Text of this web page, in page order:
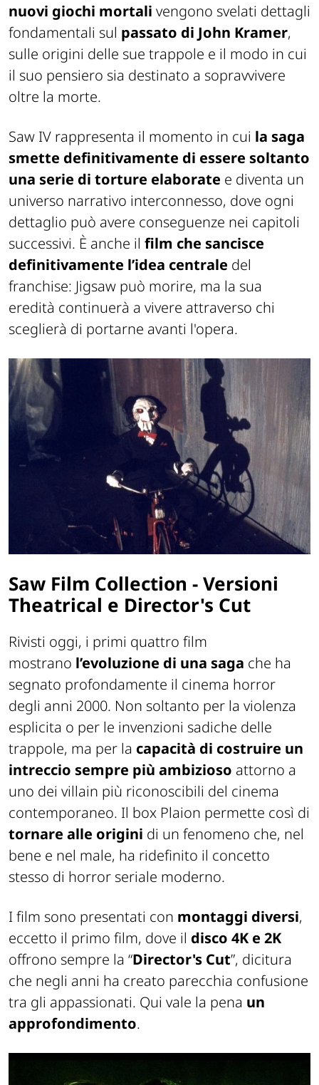
nuovi giochi mortali vengono svelati dettagli
fondamentali sul passato di John Kramer,
sulle origini delle sue trappole e il modo in cui
il suo pensiero sia destinato a sopravvivere
oltre la morte.
Saw IV rappresenta il momento in cui la saga
smette definitivamente di essere soltanto
una serie di torture elaborate e diventa un
universo narrativo interconnesso, dove ogni
dettaglio può avere conseguenze nei capitoli
successivi. È anche il film che sancisce
definitivamente l’idea centrale del
franchise: Jigsaw può morire, ma la sua
eredità continuerà a vivere attraverso chi
sceglierà di portarne avanti l'opera.
Saw Film Collection - Versioni
Theatrical e Director's Cut
Rivisti oggi, i primi quattro film
mostrano l’evoluzione di una saga che ha
segnato profondamente il cinema horror
degli anni 2000. Non soltanto per la violenza
esplicita o per le invenzioni sadiche delle
trappole, ma per la capacità di costruire un
intreccio sempre più ambizioso attorno a
uno dei villain più riconoscibili del cinema
contemporaneo. Il box Plaion permette così di
tornare alle origini di un fenomeno che, nel
bene e nel male, ha ridefinito il concetto
stesso di horror seriale moderno.
I film sono presentati con montaggi diversi,
eccetto il primo film, dove il disco 4K e 2K
offrono sempre la “Director's Cut”, dicitura
che negli anni ha creato parecchia confusione
tra gli appassionati. Qui vale la pena un
approfondimento.